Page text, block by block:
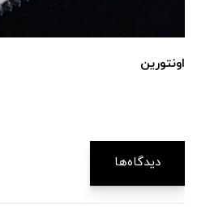
اونتورین
دیدگاه‌ها